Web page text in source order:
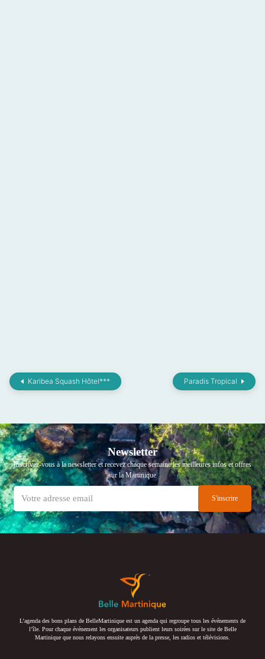
Karibea Squash Hôtel*** Paradis Tropical
Newsletter
Inscrivez-vous à la newsletter et recevez chaque semaine les meilleures infos et offres
sur la Martinique
L’agenda des bons plans de BelleMartinique est un agenda qui regroupe tous les événements de
l’île. Pour chaque événement les organisateurs publient leurs soirées sur le site de Belle
Martinique que nous relayons ensuite auprès de la presse, les radios et télévisions.